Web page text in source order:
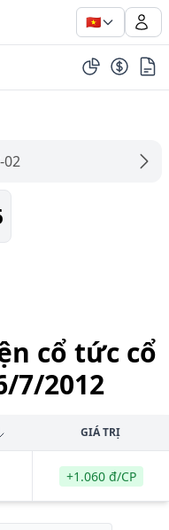
🇻🇳
02
cổ tức cổ
7/2012
GIÁ TRỊ
+1.060 đ/CP